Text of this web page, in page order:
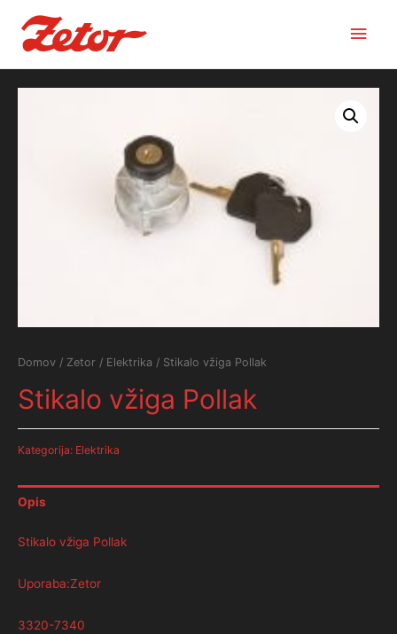
Main
Domov / Zetor / Elektrika / Stikalo vžiga Pollak
Stikalo vžiga Pollak
Kategorija: Elektrika
Opis
Stikalo vžiga Pollak
Uporaba:Zetor
3320-7340